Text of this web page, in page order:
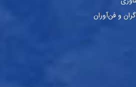
و فن‌آوران